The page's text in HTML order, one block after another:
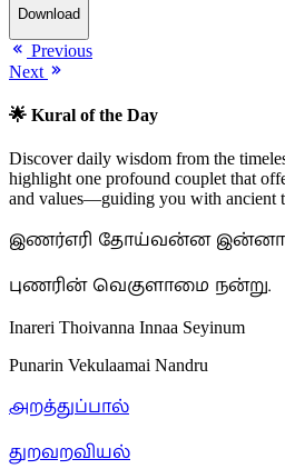
Download
Previous
Next
🌟 Kural of the Day
Discover daily wisdom from the
highlight one profound couplet that
and values—guiding you with ancient
இணர்எரி தோய்வன்ன இன்னா
புணரின் வெகுளாமை நன்று.
Inareri Thoivanna Innaa Seyinum
Punarin Vekulaamai Nandru
அறத்துப்பால்
துறவறவியல்